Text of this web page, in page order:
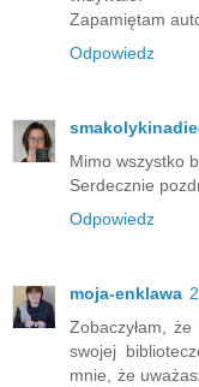
Zapamiętam
Odpowiedz
Mimo wszystko
Serdecznie
Odpowiedz
moja-enklawa
Zobaczyłam,
swojej
mnie, że